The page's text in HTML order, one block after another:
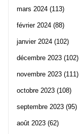
mars 2024 (113)
février 2024 (88)
janvier 2024 (102)
décembre 2023 (102)
novembre 2023 (111)
octobre 2023 (108)
septembre 2023 (95)
août 2023 (62)